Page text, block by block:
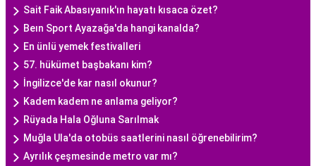
Sait Faik Abasıyanık'ın hayatı kısaca özet?
Beın Sport Ayazağa'da hangi kanalda?
En ünlü yemek festivalleri
57. hükümet başbakanı kim?
İngilizce'de kar nasıl okunur?
Kadem kadem ne anlama geliyor?
Rüyada Hala Oğluna Sarılmak
Muğla Ula'da otobüs saatlerini nasıl öğrenebilirim?
Ayrılık çeşmesinde metro var mı?